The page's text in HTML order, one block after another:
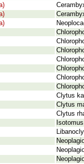
Clytus
Clytus
Clytus